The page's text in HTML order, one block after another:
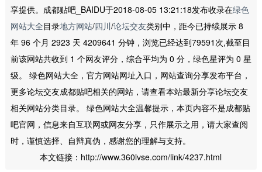
享提供。成都贴吧_BAIDU于2018-08-05 13:21:18发布收录在绿色
网站大全目录地方网站/四川/论坛交友类别中，距今已持续展示 8
年 96 个月 2923 天 4209641 分钟，浏览已经达到79591次,截至目
前该网站共收到 1 个网友评分，综合平均为 0 分，绿色星评为 0 星
级。 绿色网站大全，官方网站网址入口，网站查询分享发布平台，
更多论坛交友成都贴吧相关的网站，请查看本站最新分享论坛交友
相关网站分类目录。 绿色网站大全温馨提示，本页内容不是成都贴
吧官网，信息来自互联网或网友分享，只作展示之用，请大家查阅
时，谨慎选择、自辩真伪，感谢您的理解与支持。
本文链接：http://www.360lvse.com/link/4237.html